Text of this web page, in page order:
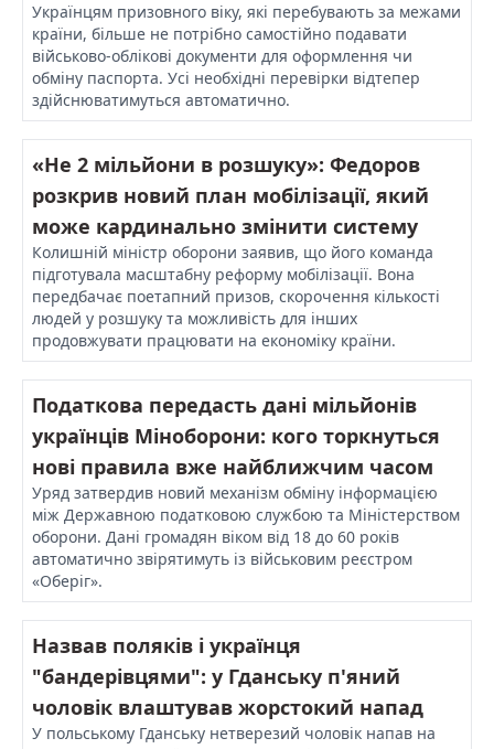
Українцям призовного віку, які перебувають за межами
країни, більше не потрібно самостійно подавати
військово-облікові документи для оформлення чи
обміну паспорта. Усі необхідні перевірки відтепер
здійснюватимуться автоматично.
«Не 2 мільйони в розшуку»: Федоров
розкрив новий план мобілізації, який
може кардинально змінити систему
Колишній міністр оборони заявив, що його команда
підготувала масштабну реформу мобілізації. Вона
передбачає поетапний призов, скорочення кількості
людей у розшуку та можливість для інших
продовжувати працювати на економіку країни.
Податкова передасть дані мільйонів
українців Міноборони: кого торкнуться
нові правила вже найближчим часом
Уряд затвердив новий механізм обміну інформацією
між Державною податковою службою та Міністерством
оборони. Дані громадян віком від 18 до 60 років
автоматично звірятимуть із військовим реєстром
«Оберіг».
Назвав поляків і українця
"бандерівцями": у Гданську п'яний
чоловік влаштував жорстокий напад
У польському Гданську нетверезий чоловік напав на